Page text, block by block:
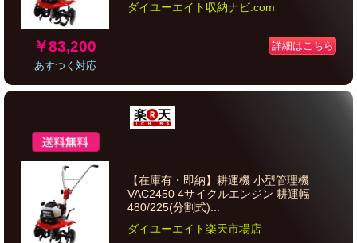
￥83,200
あすつく対応
ダイユーエイト収納ナビ.com
詳細はこちら
【在庫有・即納】耕運機 小型管理機
VAC2450 4サイクルエンジン 耕運幅
480/225(分割式)...
ダイユーエイト楽天市場店